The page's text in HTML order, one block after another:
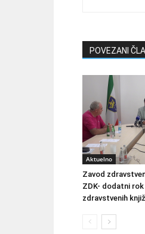
POVEZANI
Aktuelno
Zavod
ZDK- dodatni
zdravstvenih